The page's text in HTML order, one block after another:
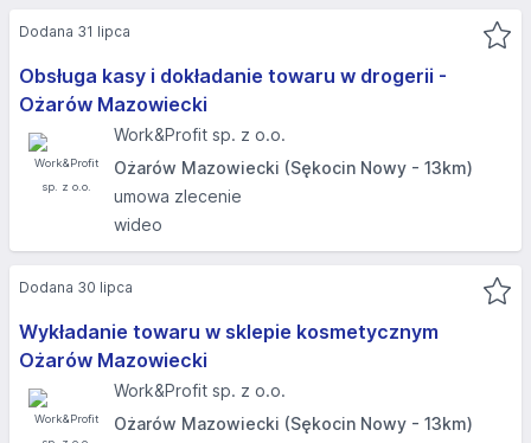
Obsługa kasy i dokładanie towaru w drogerii -
Ożarów Mazowiecki
Work&Profit sp. z o.o.
Ożarów Mazowiecki (Sękocin Nowy - 13km)
umowa zlecenie
wideo
Dodana 31 lipca
Wykładanie towaru w sklepie kosmetycznym
Ożarów Mazowiecki
Work&Profit sp. z o.o.
Ożarów Mazowiecki (Sękocin Nowy - 13km)
Dodana 30 lipca